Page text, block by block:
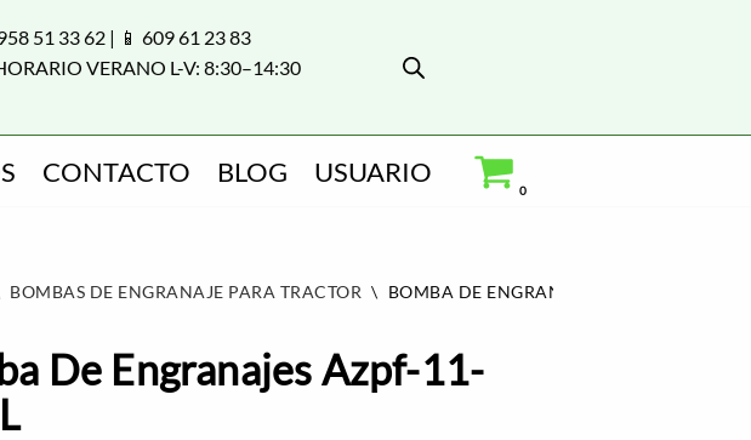
51 33 62 | 📱 609 61 23 83
VERANO L-V: 8:30–14:30
CONTACTO BLOG USUARIO
0
BOMBAS DE ENGRANAJE PARA TRACTOR \ BOMBA DE ENGRANAJES AZPF-11-008-L
De Engranajes Azpf-11-